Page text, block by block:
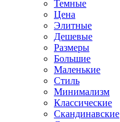
Темные
Цена
Элитные
Дешевые
Размеры
Большие
Маленькие
Стиль
Минимализм
Классические
Скандинавские